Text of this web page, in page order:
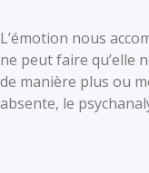
L’émotion nous
ne peut faire qu’elle
de manière plus ou
absente, le